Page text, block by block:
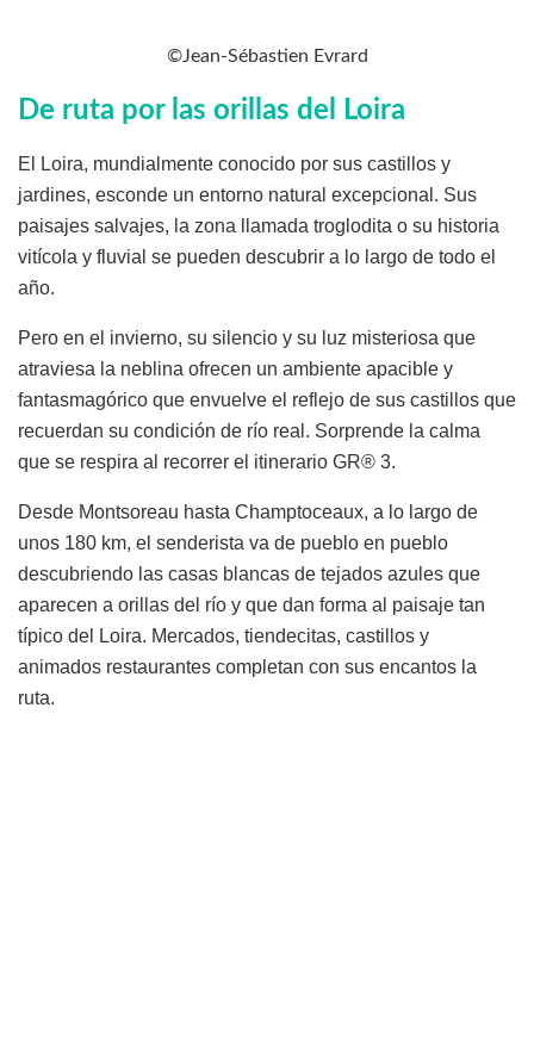
©Jean-Sébastien Evrard
De ruta por las orillas del Loira
El Loira, mundialmente conocido por sus castillos y
jardines, esconde un entorno natural excepcional. Sus
paisajes salvajes, la zona llamada troglodita o su historia
vitícola y fluvial se pueden descubrir a lo largo de todo el
año.
Pero en el invierno, su silencio y su luz misteriosa que
atraviesa la neblina ofrecen un ambiente apacible y
fantasmagórico que envuelve el reflejo de sus castillos que
recuerdan su condición de río real. Sorprende la calma
que se respira al recorrer el itinerario GR® 3.
Desde Montsoreau hasta Champtoceaux, a lo largo de
unos 180 km, el senderista va de pueblo en pueblo
descubriendo las casas blancas de tejados azules que
aparecen a orillas del río y que dan forma al paisaje tan
típico del Loira. Mercados, tiendecitas, castillos y
animados restaurantes completan con sus encantos la
ruta.